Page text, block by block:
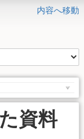
内容へ移動
資料